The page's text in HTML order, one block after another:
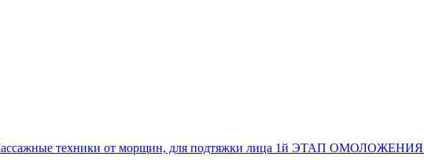
техники от морщин, для подтяжки лица 1й ЭТАП ОМОЛОЖЕНИЯ